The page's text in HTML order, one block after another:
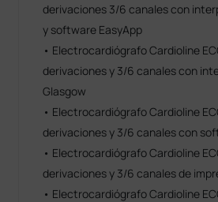
derivaciones 3/6 canales con
y software EasyApp
• Electrocardiógrafo Cardioline
derivaciones y 3/6 canales con
Glasgow
• Electrocardiógrafo Cardioline
derivaciones y 3/6 canales con
• Electrocardiógrafo Cardioline
derivaciones y 3/6 canales de
• Electrocardiógrafo Cardioline